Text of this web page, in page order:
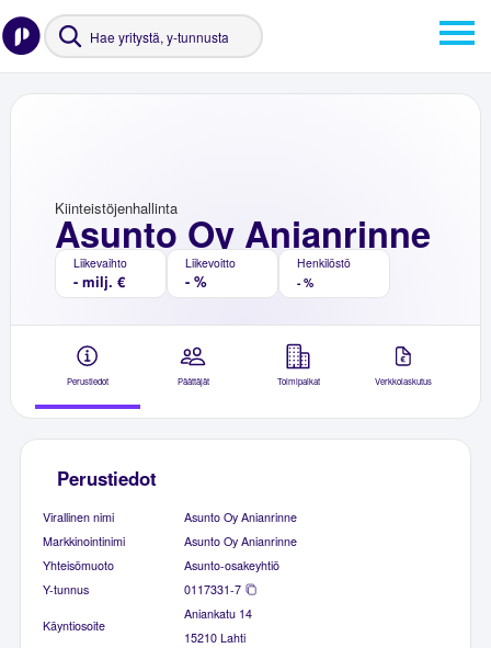
Asunto Oy Anianrinne
Kiinteistöjenhallinta
Liikevaihto
- milj. €
Liikevoitto
- %
Henkilöstö
- %
Perustiedot Päättäjät Toimipaikat Verkkolaskutus
Perustiedot
Virallinen nimi
Asunto Oy Anianrinne
Markkinointinimi
Asunto Oy Anianrinne
Yhteisömuoto
Asunto-osakeyhtiö
Y-tunnus
0117331-7
Käyntiosoite
Aniankatu 14
15210 Lahti